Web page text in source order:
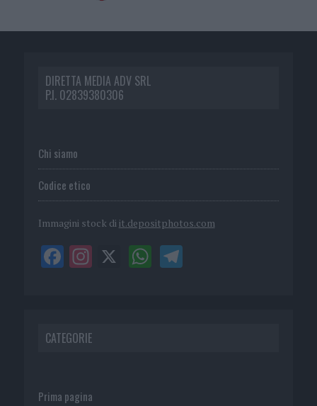
DIRETTA MEDIA ADV SRL
P.I. 02839380306
Chi siamo
Codice etico
Immagini stock di it.depositphotos.com
CATEGORIE
Prima pagina